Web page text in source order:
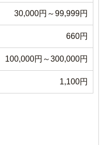
30,000円～99,999円
660円
100,000円～300,000円
1,100円